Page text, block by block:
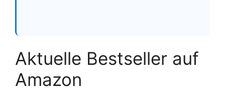
Aktuelle Bestseller auf
Amazon